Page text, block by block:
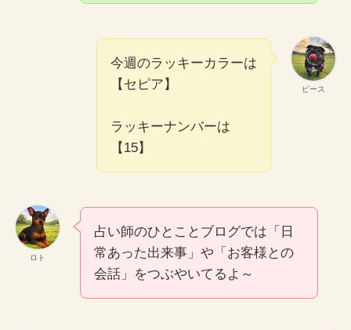
ピース
今週のラッキーカラーは
【セピア】
ラッキーナンバーは
【15】
ロト
占い師のひとことブログでは「日
常あった出来事」や「お客様との
会話」をつぶやいてるよ～